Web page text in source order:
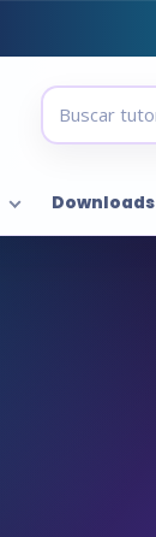
Downloads